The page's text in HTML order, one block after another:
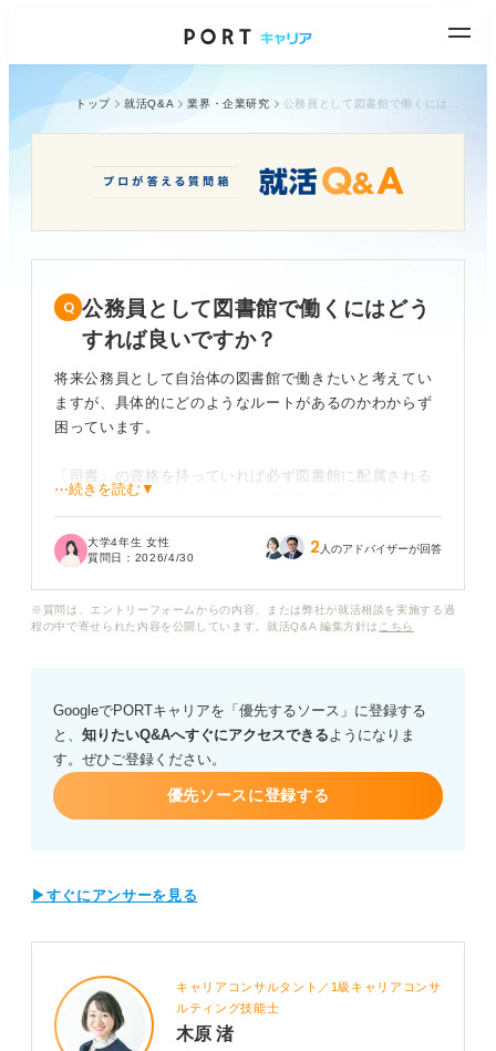
トップ 就活Q&A 業界・企業研究
公務員として図書館で働くにはどう
すれば良いですか？
将来公務員として自治体の図書館で働きたいと考えてい
ますが、具体的にどのようなルートがあるのかわからず
困っています。
「司書」の資格を持っていれば必ず図書館に配属される
のか、それとも一般行政職として試験を受けて配属を待
続けることは現実的に可能なのかという不安もありま
合もあれば、数年で異動になる「一般事務」の一部とし
て扱われる場合もあるようですが、それぞれのメリット
や、試験対策として注力すべきポイントを知りたいで
す。
問われた際の答え方のヒントについて、アドバイスをお
⋯続きを読む▼
大学4年生 女性
質問日： 2026/4/30 2 人のアドバイザーが回答
※質問は、エントリーフォームからの内容、または弊社が就活相談を実施する過
程の中で寄せられた内容を公開しています。就活Q&A 編集方針は こちら
GoogleでPORTキャリアを「優先するソース」に登録する
と、 知りたいQ&Aへすぐにアクセスできるようになりま
す。ぜひご登録ください。
優先ソースに登録する
▶すぐにアンサーを見る
キャリアコンサルタント／1級キャリアコンサ
ルティング技能士
木原 渚